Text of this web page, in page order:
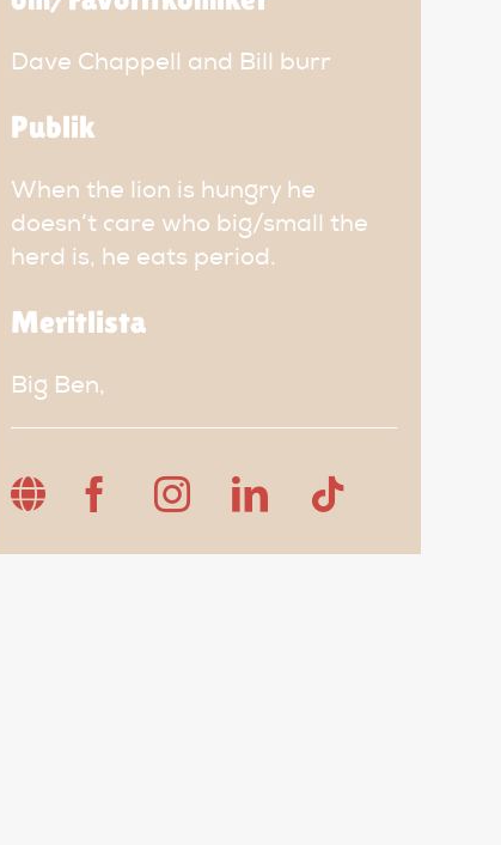
Dave Chappell and Bill burr
Publik
When the lion is hungry he
doesn’t care who big/small the
herd is, he eats period.
Meritlista
Big Ben,